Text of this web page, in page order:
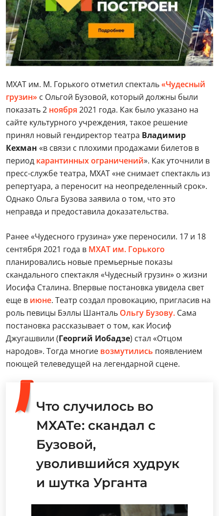
МХАТ им. М. Горького отметил спекталь«Чудесный
грузин» с Ольгой Бузовой, который должны были
показать 2 ноября 2021 года. Как было указано на
сайте культурного учреждения, такое решение
принял новый гендиректор театра Владимир
Кехман «в связи с плохими продажами билетов в
период карантинных ограничений». Как уточнили в
пресс-службе театра, МХАТ «не снимает спектакль из
репертуара, а переносит на неопределенный срок».
Однако Ольга Бузова заявила о том, что это
неправда и предоставила доказательства.
Ранее «Чудесного грузина» уже переносили. 17 и 18
сентября 2021 года в МХАТ им. Горького
планировались новые премьерные показы
скандального спектакля «Чудесный грузин» о жизни
Иосифа Сталина. Впервые постановка увидела свет
еще в июне. Театр создал провокацию, пригласив на
роль певицы Бэллы Шанталь Ольгу Бузову. Сама
постановка рассказывает о том, как Иосиф
Джугашвили (Георгий Иобадзе) стал «Отцом
народов». Тогда многие возмутились появлением
поющей телеведущей на легендарной сцене.
Что случилось во
МХАТе: скандал с
Бузовой,
уволившийся худрук
и шутка Урганта